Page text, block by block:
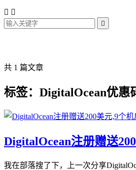
 

共 1 篇文章
标签：DigitalOcean优惠
DigitalOcean注册赠送
我在部落搜了下，上一次分享